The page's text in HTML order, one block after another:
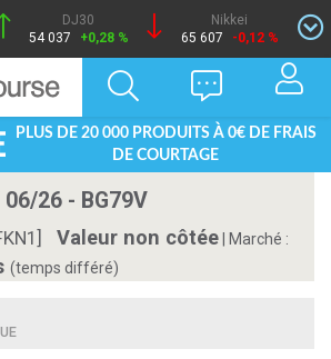
DJ30
54 037
+0,28 %
Nikkei
65 607
-0,12 %
PLUS DE 20 000 PRODUITS À 0€ DE FRAIS
DE COURTAGE
06/26 - BG79V
Valeur non côtée Marché :
(temps différé)